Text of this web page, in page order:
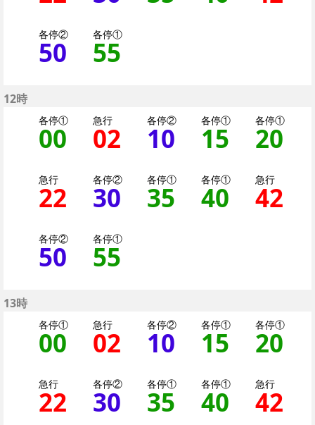
各停②
50 50分はつ 各停（二
各停①
55
12時
各停①
00 0分はつ 各停（二子
急行
02 2分はつ 急行大
各停②
10 10分はつ
各停①
15 15分
各停①
20
急行
22 22分はつ 急行大井町
各停②
30 30分はつ 各停
各停①
35 35分はつ
各停①
40 40分
急行
42
各停②
50 50分はつ 各停（二
各停①
55
13時
各停①
00 0分はつ 各停（二子
急行
02 2分はつ 急行大
各停②
10 10分はつ
各停①
15 15分
各停①
20
急行
22 22分はつ 急行大井町
各停②
30 30分はつ 各停
各停①
35 35分はつ
各停①
40 40分
急行
42